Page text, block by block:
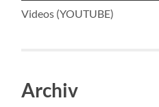
Videos (YOUTUBE)
Archiv